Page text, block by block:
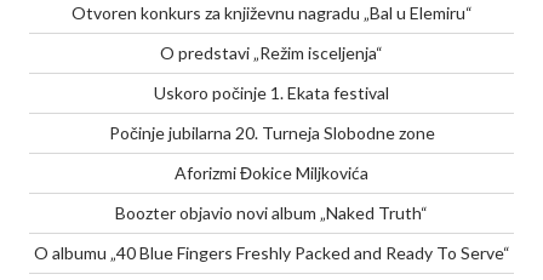
Otvoren konkurs za književnu nagradu „Bal u Elemiru“
O predstavi „Režim isceljenja“
Uskoro počinje 1. Ekata festival
Počinje jubilarna 20. Turneja Slobodne zone
Aforizmi Đokice Miljkovića
Boozter objavio novi album „Naked Truth“
O albumu „40 Blue Fingers Freshly Packed and Ready To Serve“